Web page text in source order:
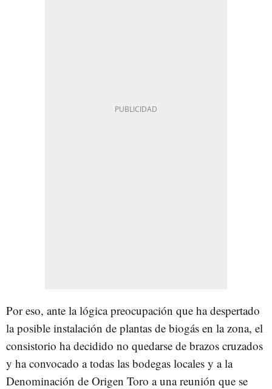
Por eso, ante la lógica preocupación que ha despertado
la posible instalación de plantas de biogás en la zona, el
consistorio ha decidido no quedarse de brazos cruzados
y ha convocado a todas las bodegas locales y a la
Denominación de Origen Toro a una reunión que se